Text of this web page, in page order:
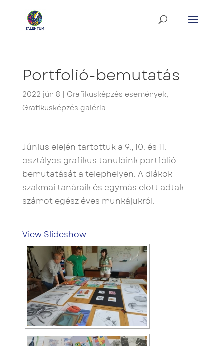
Portfolió-bemutatás
2022 jún 8 Grafikusképzés események,
Grafikusképzés galéria
Június elején tartottuk a 9., 10. és 11.
osztályos grafikus tanulóink portfólió-
bemutatását a telephelyen. A diákok
szakmai tanáraik és egymás előtt adtak
számot egész éves munkájukról.
View Slideshow